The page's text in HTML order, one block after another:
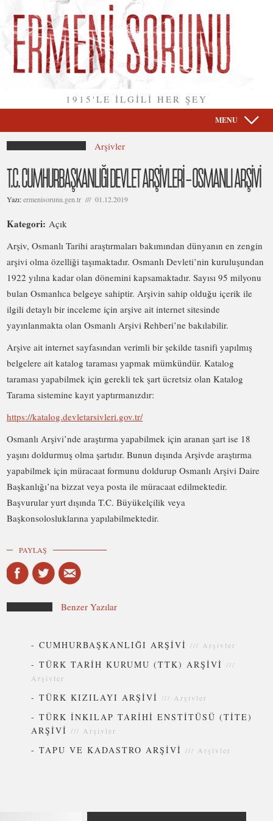
1915'LE İLGİLİ HER ŞEY
MENU
Arşivler
T.C. CUMHURBAŞKANLIĞI DEVLET ARŞİVLERİ – OSMANLI ARŞİVİ
Yazı:ermenisorunu.gen.tr /// 01.12.2019
Kategori: Açık
Arşiv, Osmanlı Tarihi araştırmaları bakımından dünyanın en zengin
arşivi olma özelliği taşımaktadır. Osmanlı Devleti’nin kuruluşundan
1922 yılına kadar olan dönemini kapsamaktadır. Sayısı 95 milyonu
bulan Osmanlıca belgeye sahiptir. Arşivin sahip olduğu içerik ile
ilgili detaylı bir inceleme için arşive ait internet sitesinde
yayınlanmakta olan Osmanlı Arşivi Rehberi’ne bakılabilir.
Arşive ait internet sayfasından verimli bir şekilde tasnifi yapılmış
belgelere ait katalog taraması yapmak mümkündür. Katalog
taraması yapabilmek için gerekli tek şart ücretsiz olan Katalog
Tarama sistemine kayıt yaptırmanızdır:
https://katalog.devletarsivleri.gov.tr/
Osmanlı Arşivi’nde araştırma yapabilmek için aranan şart ise 18
yaşını doldurmuş olma şartıdır. Bunun dışında Arşivde araştırma
yapabilmek için müracaat formunu doldurup Osmanlı Arşivi Daire
Başkanlığı’na bizzat veya posta ile müracaat edilmektedir.
Başvurular yurt dışında T.C. Büyükelçilik veya
Başkonsolosluklarına yapılabilmektedir.
PAYLAŞ
Benzer Yazılar
-CUMHURBAŞKANLIĞI ARŞİVİ /// Arşivler
-TÜRK TARİH KURUMU (TTK) ARŞİVİ ///
Arşivler
-TÜRK KIZILAYI ARŞİVİ /// Arşivler
-TÜRK İNKILAP TARİHİ ENSTİTÜSÜ (TİTE)
ARŞİVİ /// Arşivler
-TAPU VE KADASTRO ARŞİVİ /// Arşivler